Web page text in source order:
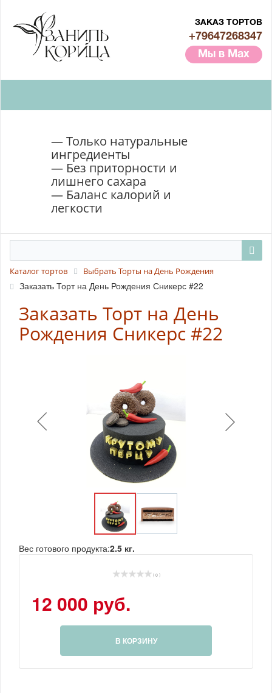
ЗАКАЗ ТОРТОВ
+79647268347
Мы в Max
— Только натуральные
ингредиенты
— Без приторности и
лишнего сахара
— Баланс калорий и
легкости
Каталог тортов Выбрать Торты на День Рождения
Заказать Торт на День Рождения Сникерс #22
Заказать Торт на День
Рождения Сникерс #22
Вес готового продукта:2.5 кг.
( 0 )
12 000 руб.
В КОРЗИНУ